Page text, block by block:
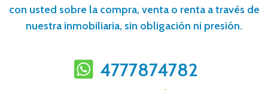
con usted sobre la compra, venta o renta a través de
nuestra inmobiliaria, sin obligación ni presión.
4777874782